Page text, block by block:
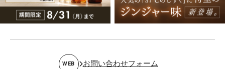
WEB お問い合わせフォーム